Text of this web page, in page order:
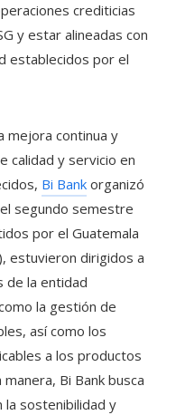
crediticias
y estar alineadas con
establecidos por el
mejora continua y
calidad y servicio en
Bi Bank organizó
segundo semestre
por el Guatemala
estuvieron dirigidos a
de la entidad
la gestión de
así como los
a los productos
Bi Bank busca
sostenibilidad y